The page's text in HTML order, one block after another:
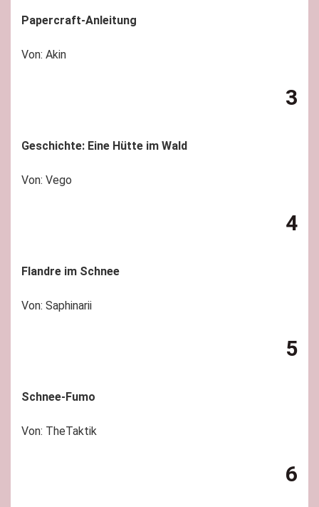
Papercraft-Anleitung
Von: Akin
3
Geschichte: Eine Hütte im Wald
Von: Vego
4
Flandre im Schnee
Von: Saphinarii
5
Schnee-Fumo
Von: TheTaktik
6